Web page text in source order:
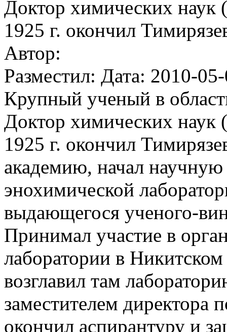
Доктор химических
1925 г. окончил
Автор:
Разместил: Дата: 2010-
Крупный ученый в
Доктор химических
1925 г. окончил
академию, начал научную
энохимической
выдающегося ученого-
Принимал участие в
лаборатории в
возглавил там
заместителем директора
окончил аспирантуру и